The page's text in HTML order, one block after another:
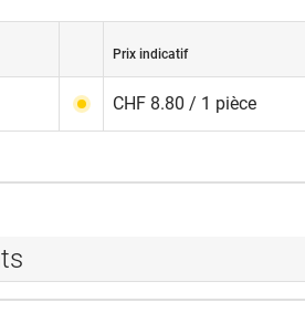
Prix indicatif
CHF 8.80 / 1 pièce